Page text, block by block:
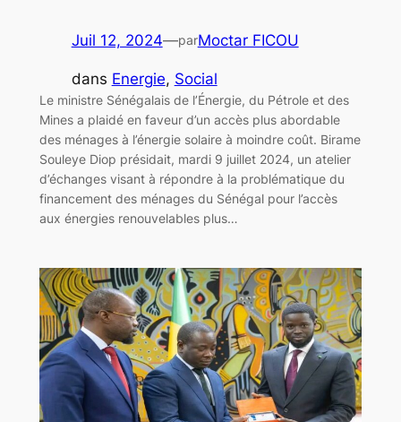
Juil 12, 2024—parMoctar FICOU
dans Energie, Social
Le ministre Sénégalais de l’Énergie, du Pétrole et des
Mines a plaidé en faveur d’un accès plus abordable
des ménages à l’énergie solaire à moindre coût. Birame
Souleye Diop présidait, mardi 9 juillet 2024, un atelier
d’échanges visant à répondre à la problématique du
financement des ménages du Sénégal pour l’accès
aux énergies renouvelables plus…